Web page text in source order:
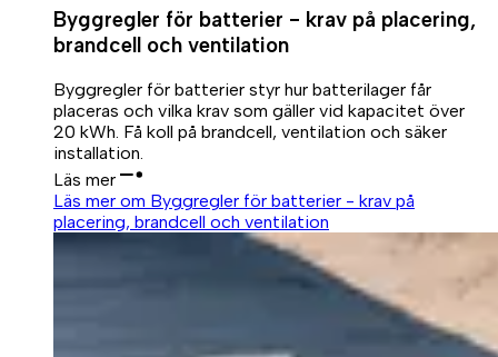
Byggregler för batterier - krav på placering,
brandcell och ventilation
Byggregler för batterier styr hur batterilager får
placeras och vilka krav som gäller vid kapacitet över
20 kWh. Få koll på brandcell, ventilation och säker
installation.
Läs mer
Läs mer om Byggregler för batterier - krav på
placering, brandcell och ventilation